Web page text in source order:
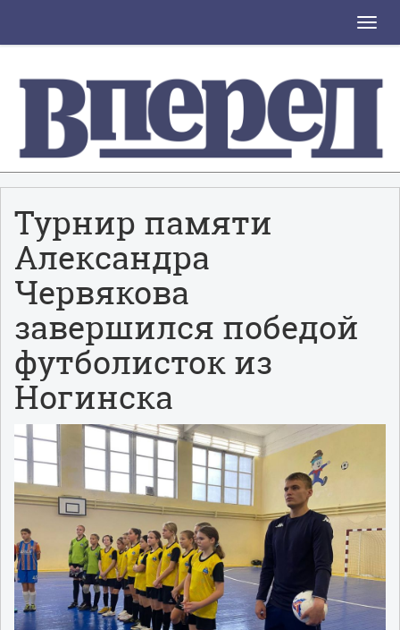
Toggle
Турнир памяти
Александра
Червякова
завершился победой
футболисток из
Ногинска